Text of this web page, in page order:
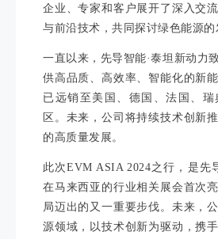
企业、专家和客户展开了深入交
与前沿技术，共同探讨绿色能源的
一直以来，先导智能·泰坦新动力
供高品质、高效率、智能化的新
已远销至美国、德国、法国、
区。未来，公司将持续技术创新
的高质量发展。
此次EVM ASIA 2024之行，是先
在马来西亚的行业相关展会首次
局迈出的又一重要步伐。未来，
源领域，以技术创新为驱动，携